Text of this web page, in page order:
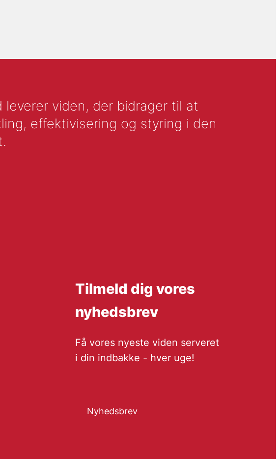
viden, der bidrager til at
effektivisering og styring i den
Tilmeld dig vores
nyhedsbrev
Få vores nyeste viden serveret
i din indbakke - hver uge!
Nyhedsbrev